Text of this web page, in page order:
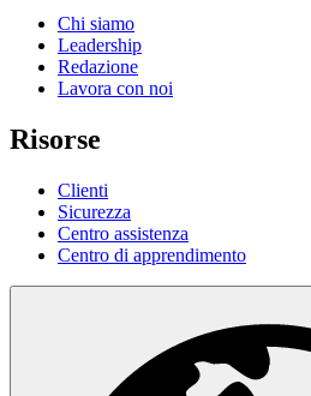
Chi siamo
Leadership
Redazione
Lavora con noi
Risorse
Clienti
Sicurezza
Centro assistenza
Centro di apprendimento